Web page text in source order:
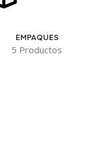
EMPAQUES
5 Productos